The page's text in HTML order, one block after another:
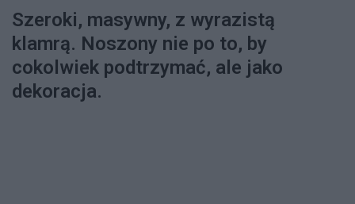
Szeroki, masywny, z wyrazistą
klamrą. Noszony nie po to, by
cokolwiek podtrzymać, ale jako
dekoracja.